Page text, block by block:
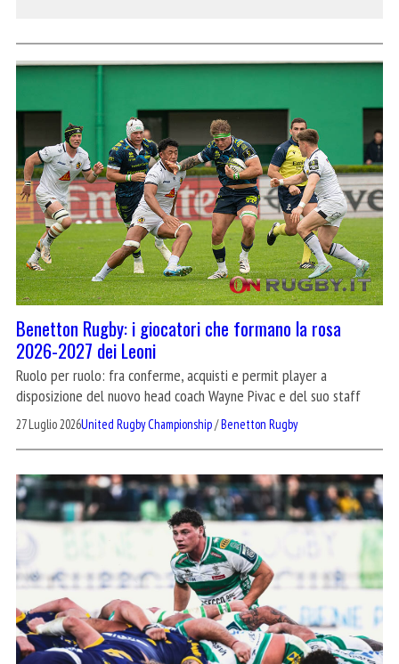
Benetton Rugby: i giocatori che formano la rosa
2026-2027 dei Leoni
Ruolo per ruolo: fra conferme, acquisti e permit player a
disposizione del nuovo head coach Wayne Pivac e del suo staff
27 Luglio 2026United Rugby Championship/Benetton Rugby